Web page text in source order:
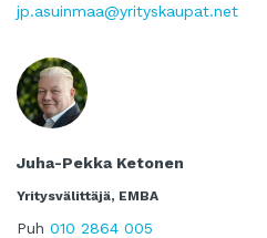
jp.asuinmaa@yrityskaupat.net
Juha-Pekka Ketonen
Yritysvälittäjä, EMBA
Puh 010 2864 005